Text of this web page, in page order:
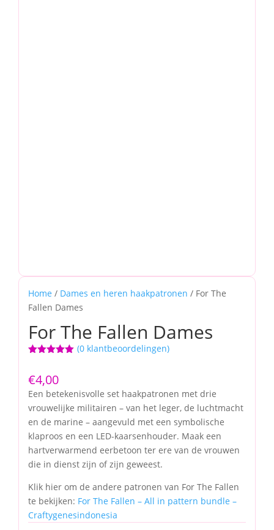
Home / Dames en heren haakpatronen / For The
Fallen Dames
For The Fallen Dames
gebaseerd
klant
waardering
(0klantbeoordelingen)
€4,00
Een betekenisvolle set haakpatronen met drie
vrouwelijke militairen – van het leger, de luchtmacht
en de marine – aangevuld met een symbolische
klaproos en een LED-kaarsenhouder. Maak een
hartverwarmend eerbetoon ter ere van de vrouwen
die in dienst zijn of zijn geweest.
Klik hier om de andere patronen van For The Fallen
te bekijken: For The Fallen – All in pattern bundle –
Craftygenesindonesia